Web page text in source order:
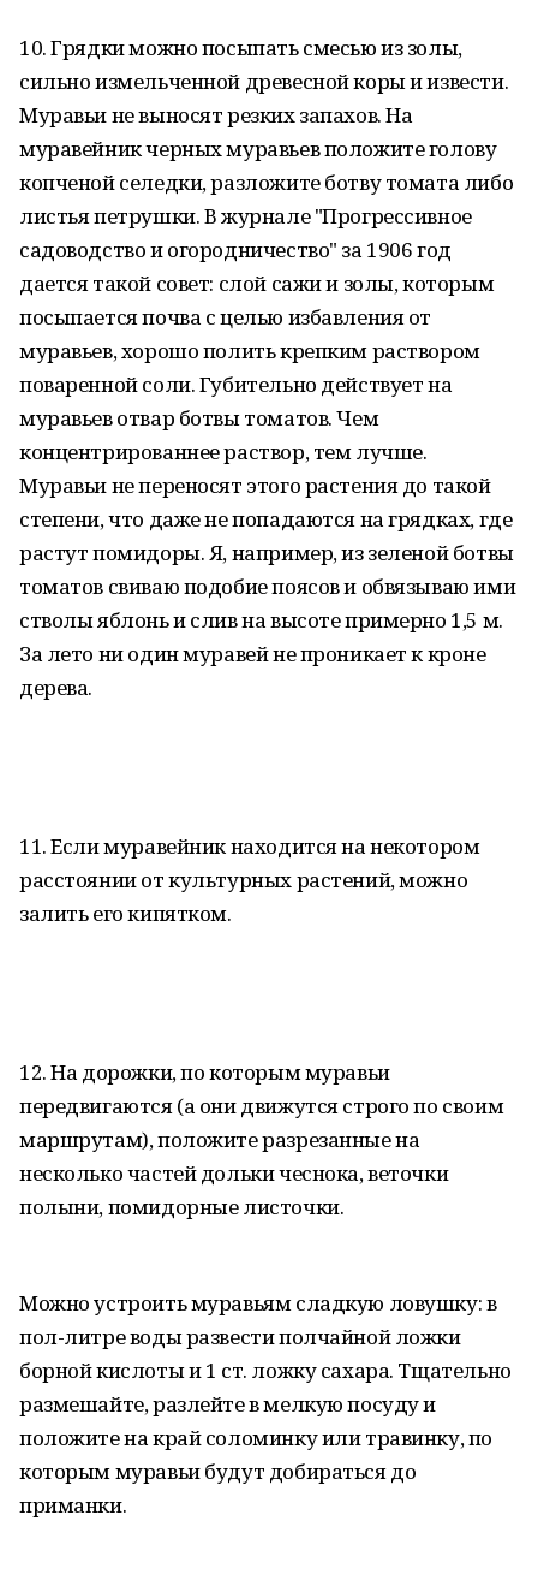
10. Грядки можно посыпать смесью из золы,
сильно измельченной древесной коры и извести.
Муравьи не выносят резких запахов. На
муравейник черных муравьев положите голову
копченой селедки, разложите ботву томата либо
листья петрушки. В журнале "Прогрессивное
садоводство и огородничество" за 1906 год
дается такой совет: слой сажи и золы, которым
посыпается почва с целью избавления от
муравьев, хорошо полить крепким раствором
поваренной соли. Губительно действует на
муравьев отвар ботвы томатов. Чем
концентрированнее раствор, тем лучше.
Муравьи не переносят этого растения до такой
степени, что даже не попадаются на грядках, где
растут помидоры. Я, например, из зеленой ботвы
томатов свиваю подобие поясов и обвязываю ими
стволы яблонь и слив на высоте примерно 1,5 м.
За лето ни один муравей не проникает к кроне
дерева.
11. Если муравейник находится на некотором
расстоянии от культурных растений, можно
залить его кипятком.
12. На дорожки, по которым муравьи
передвигаются (а они движутся строго по своим
маршрутам), положите разрезанные на
несколько частей дольки чеснока, веточки
полыни, помидорные листочки.
Можно устроить муравьям сладкую ловушку: в
пол-литре воды развести полчайной ложки
борной кислоты и 1 ст. ложку сахара. Тщательно
размешайте, разлейте в мелкую посуду и
положите на край соломинку или травинку, по
которым муравьи будут добираться до
приманки.